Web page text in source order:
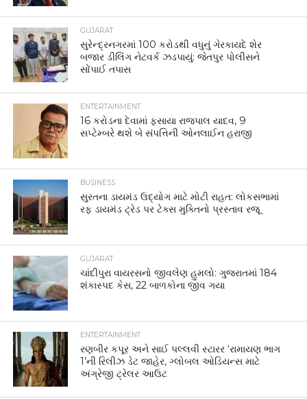
GUJARAT
સુરેન્દ્રનગરમાં 100 કરોડથી વધુનું ગેરકાયદે શેર
બજાર ડીલિંગ નેટવર્ક ઝડપાયું: જેતપુર પોલીસને
સોંપાઈ તપાસ
ENTERTAINMENT
16 કરોડના દેવામાં ફસાયા રાજપાલ યાદવ, 9
સપ્ટેમ્બરે થશે બે સંપત્તિની ઓનલાઈન હરાજી
BUSINESS
સુરતના ડાયમંડ ઉદ્યોગ માટે મોટી રાહત: લોકસભામાં
રફ ડાયમંડ ટ્રેડ પર ટેક્સ મુક્તિનો પ્રસ્તાવ રજૂ
GUJARAT
ચાંદીપુરા વાયરસનો જીવલેણ હુમલો: ગુજરાતમાં 184
શંકાસ્પદ કેસ, 22 બાળકોના જીવ ગયા
ENTERTAINMENT
રણબીર કપૂર અને સાઈ પલ્લવી સ્ટારર ‘રામાયણ ભાગ
1’ની રિલીઝ ડેટ જાહેર, ગ્લોબલ ઓડિયન્સ માટે
અંગ્રેજી ટ્રેલર આઉટ